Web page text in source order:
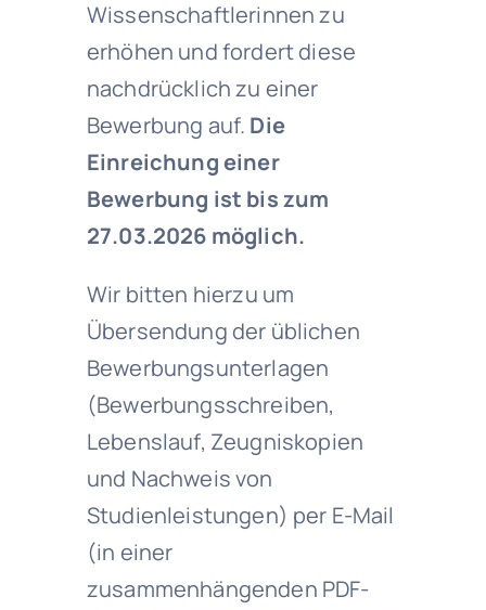
Wissenschaftlerinnen zu
erhöhen und fordert diese
nachdrücklich zu einer
Bewerbung auf. Die
Einreichung einer
Bewerbung ist bis zum
27.03.2026 möglich.
Wir bitten hierzu um
Übersendung der üblichen
Bewerbungsunterlagen
(Bewerbungsschreiben,
Lebenslauf, Zeugniskopien
und Nachweis von
Studienleistungen) per E-Mail
(in einer
zusammenhängenden PDF-